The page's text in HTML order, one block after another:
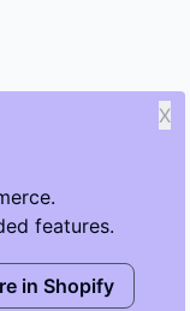
features.
X
in Shopify
and cleaner